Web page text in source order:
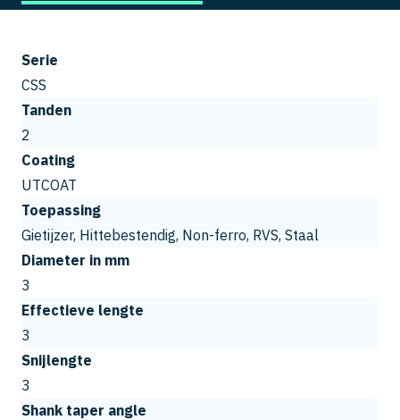
Serie
CSS
Tanden
2
Coating
UTCOAT
Toepassing
Gietijzer, Hittebestendig, Non-ferro, RVS, Staal
Diameter in mm
3
Effectieve lengte
3
Snijlengte
3
Shank taper angle